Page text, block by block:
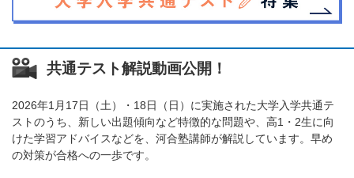
共通テスト解説動画公開！
2026年1月17日（土）・18日（日）に実施された大学入学共通テ
ストのうち、新しい出題傾向など特徴的な問題や、高1・2生に向
けた学習アドバイスなどを、河合塾講師が解説しています。早め
の対策が合格への一歩です。